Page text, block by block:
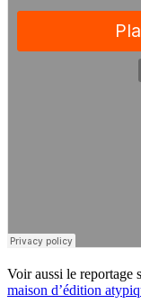
Voir aussi le reportage
maison d’édition